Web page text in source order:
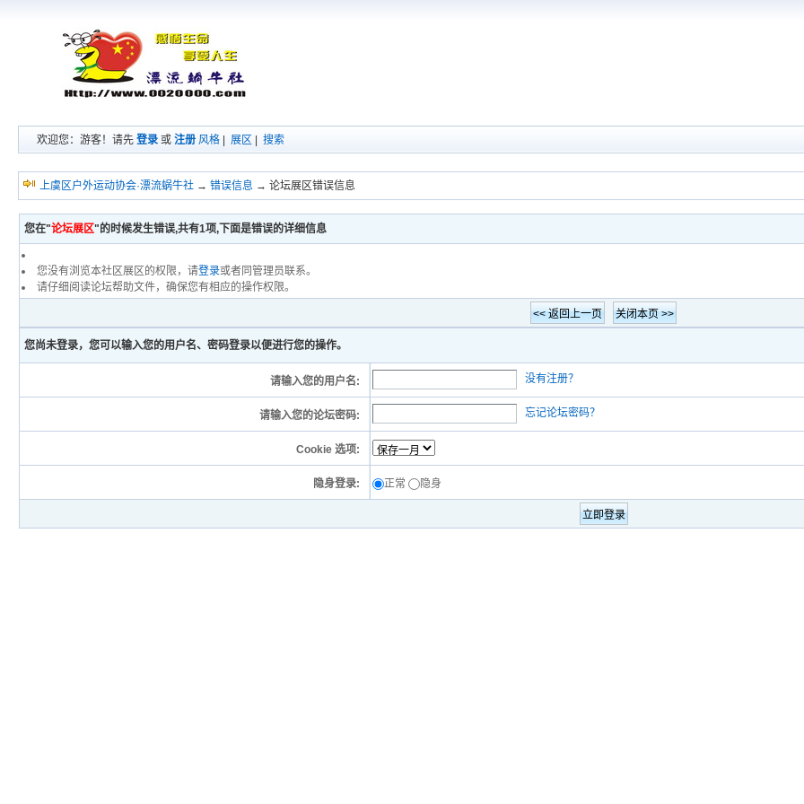
欢迎您：游客！请先登录 或注册 风格 |展区 |搜索
上虞区户外运动协会·漂流蜗牛社 →错误信息 → 论坛展区错误信息
您在"论坛展区"的时候发生错误,共有1项,下面是错误的详细信息
您没有浏览本社区展区的权限，请登录或者同管理员联系。
请仔细阅读论坛帮助文件，确保您有相应的操作权限。
您尚未登录，您可以输入您的用户名、密码登录以便进行您的操作。
请输入您的用户名: 没有注册？
请输入您的论坛密码: 忘记论坛密码？
Cookie 选项:
隐身登录: 正常 隐身